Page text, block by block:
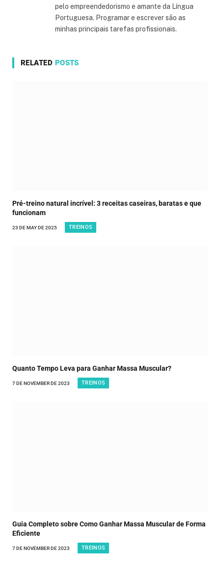
pelo empreendedorismo e amante da Língua
Portuguesa. Programar e escrever são as
minhas principais tarefas profissionais.
RELATED POSTS
Pré-treino natural incrível: 3 receitas caseiras, baratas e que
funcionam
23 DE MAY DE 2025 TREINOS
Quanto Tempo Leva para Ganhar Massa Muscular?
7 DE NOVEMBER DE 2023 TREINOS
Guia Completo sobre Como Ganhar Massa Muscular de Forma
Eficiente
7 DE NOVEMBER DE 2023 TREINOS